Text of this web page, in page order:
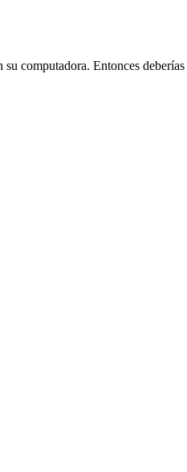
computadora. Entonces deberías